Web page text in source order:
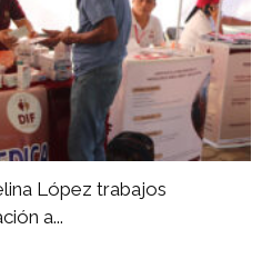
López trabajos
a...